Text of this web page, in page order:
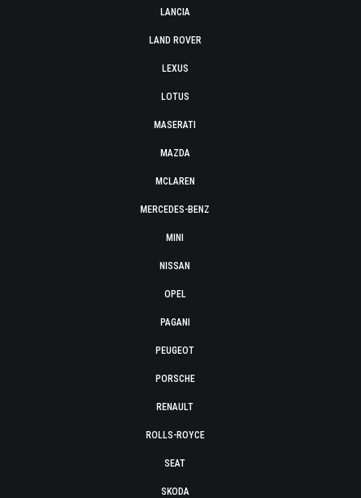
LANCIA
LAND ROVER
LEXUS
LOTUS
MASERATI
MAZDA
MCLAREN
MERCEDES-BENZ
MINI
NISSAN
OPEL
PAGANI
PEUGEOT
PORSCHE
RENAULT
ROLLS-ROYCE
SEAT
SKODA